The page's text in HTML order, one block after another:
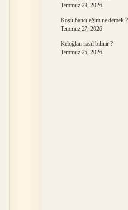
Temmuz 29, 2026
Koşu bandı eğim ne demek ?
Temmuz 27, 2026
Keloğlan nasıl bilinir ?
Temmuz 25, 2026